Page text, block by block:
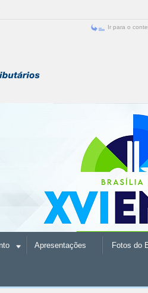
Ir para o
Apresentações Fotos do